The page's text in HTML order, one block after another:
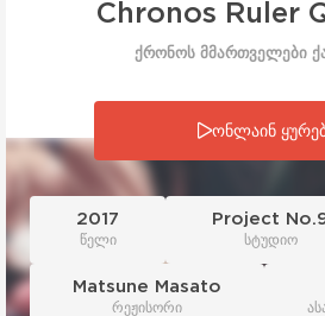
Chronos Ruler
ქრონოს მმართველები
ონლაინ
2017
წელი
Project
სტუდიო
Matsune Masato
რეჟისორი